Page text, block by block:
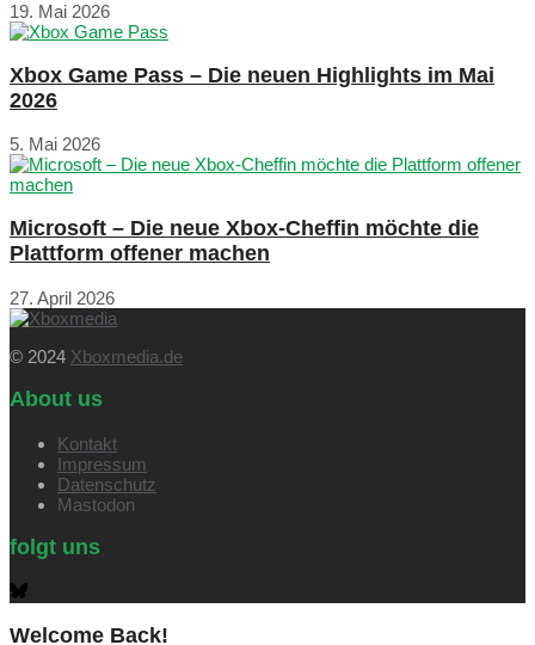
19. Mai 2026
Xbox Game Pass – Die neuen Highlights im Mai
2026
5. Mai 2026
Microsoft – Die neue Xbox-Cheffin möchte die
Plattform offener machen
27. April 2026
© 2024 Xboxmedia.de
About us
Kontakt
Impressum
Datenschutz
Mastodon
folgt uns
Welcome Back!